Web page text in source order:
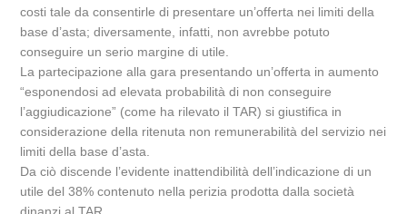
costi tale da consentirle di presentare un’offerta nei limiti della
base d’asta; diversamente, infatti, non avrebbe potuto
conseguire un serio margine di utile.
La partecipazione alla gara presentando un’offerta in aumento
“esponendosi ad elevata probabilità di non conseguire
l’aggiudicazione” (come ha rilevato il TAR) si giustifica in
considerazione della ritenuta non remunerabilità del servizio nei
limiti della base d’asta.
Da ciò discende l’evidente inattendibilità dell’indicazione di un
utile del 38% contenuto nella perizia prodotta dalla società